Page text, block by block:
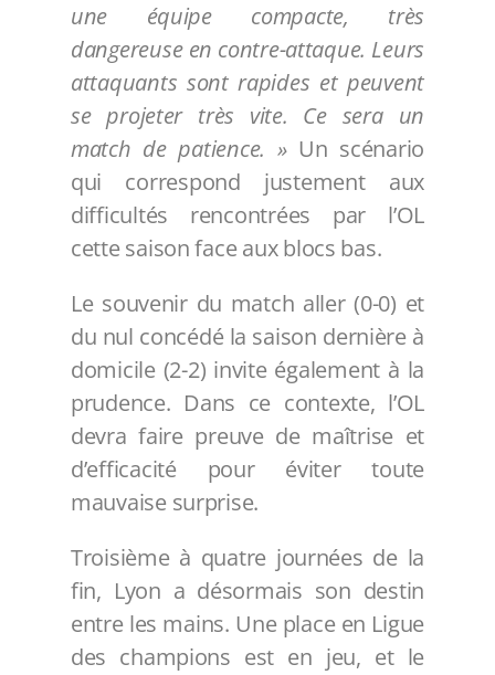
une équipe compacte, très
dangereuse en contre-attaque. Leurs
attaquants sont rapides et peuvent
se projeter très vite. Ce sera un
match de patience. » Un scénario
qui correspond justement aux
difficultés rencontrées par l’OL
cette saison face aux blocs bas.
Le souvenir du match aller (0-0) et
du nul concédé la saison dernière à
domicile (2-2) invite également à la
prudence. Dans ce contexte, l’OL
devra faire preuve de maîtrise et
d’efficacité pour éviter toute
mauvaise surprise.
Troisième à quatre journées de la
fin, Lyon a désormais son destin
entre les mains. Une place en Ligue
des champions est en jeu, et le